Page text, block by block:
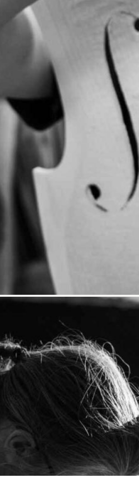
in Simbabwe. Sie
dort ihre
Rolle zum
auszuweiten.